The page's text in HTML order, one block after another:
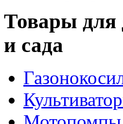
Товары для
и сада